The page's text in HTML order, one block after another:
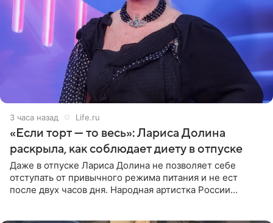
3 часа назад Life.ru
«Если торт — то весь»: Лариса Долина
раскрыла, как соблюдает диету в отпуске
Даже в отпуске Лариса Долина не позволяет себе
отступать от привычного режима питания и не ест
после двух часов дня. Народная артистка России